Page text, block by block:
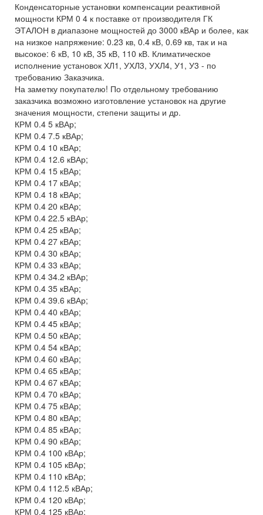
Конденсаторные установки компенсации реактивной
мощности КРМ 0 4 к поставке от производителя ГК
ЭТАЛОН в диапазоне мощностей до 3000 кВАр и более, как
на низкое напряжение: 0.23 кв, 0.4 кВ, 0.69 кв, так и на
высокое: 6 кВ, 10 кВ, 35 кВ, 110 кВ. Климатическое
исполнение установок ХЛ1, УХЛ3, УХЛ4, У1, У3 - по
требованию Заказчика.
На заметку покупателю! По отдельному требованию
заказчика возможно изготовление установок на другие
значения мощности, степени защиты и др.
КРМ 0.4 5 кВАр;
КРМ 0.4 7.5 кВАр;
КРМ 0.4 10 кВАр;
КРМ 0.4 12.6 кВАр;
КРМ 0.4 15 кВАр;
КРМ 0.4 17 кВАр;
КРМ 0.4 18 кВАр;
КРМ 0.4 20 кВАр;
КРМ 0.4 22.5 кВАр;
КРМ 0.4 25 кВАр;
КРМ 0.4 27 кВАр;
КРМ 0.4 30 кВАр;
КРМ 0.4 33 кВАр;
КРМ 0.4 34.2 кВАр;
КРМ 0.4 35 кВАр;
КРМ 0.4 39.6 кВАр;
КРМ 0.4 40 кВАр;
КРМ 0.4 45 кВАр;
КРМ 0.4 50 кВАр;
КРМ 0.4 54 кВАр;
КРМ 0.4 60 кВАр;
КРМ 0.4 65 кВАр;
КРМ 0.4 67 кВАр;
КРМ 0.4 70 кВАр;
КРМ 0.4 75 кВАр;
КРМ 0.4 80 кВАр;
КРМ 0.4 85 кВАр;
КРМ 0.4 90 кВАр;
КРМ 0.4 100 кВАр;
КРМ 0.4 105 кВАр;
КРМ 0.4 110 кВАр;
КРМ 0.4 112.5 кВАр;
КРМ 0.4 120 кВАр;
КРМ 0.4 125 кВАр;